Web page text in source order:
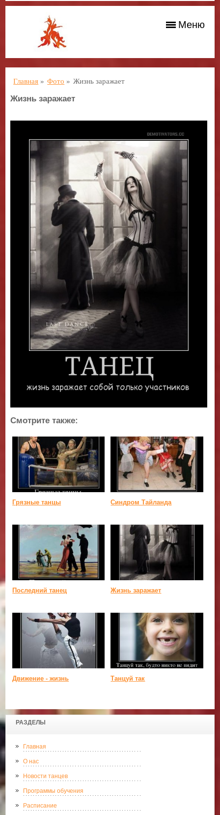
Меню
РАЗДЕЛЫ
Главная
О нас
Новости танцев
Программы обучения
Расписание
Главная » Фото » Жизнь заражает
Жизнь заражает
Смотрите также:
Грязные танцы Синдром Тайланда
Последний танец Жизнь заражает
Движение - жизнь Танцуй так